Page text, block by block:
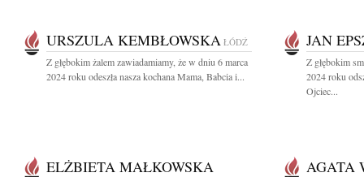
URSZULA KEMBŁOWSKA ŁÓDŹ
Z głębokim żalem zawiadamiamy, że w dniu 6 marca
2024 roku odeszła nasza kochana Mama, Babcia i...
JAN
Z głębokim
2024 roku
Ojciec...
ELŻBIETA MAŁKOWSKA AGATA